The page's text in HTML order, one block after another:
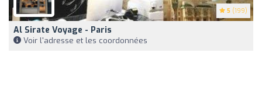
5 (199)
Al Sirate Voyage - Paris
Voir l'adresse et les coordonnées